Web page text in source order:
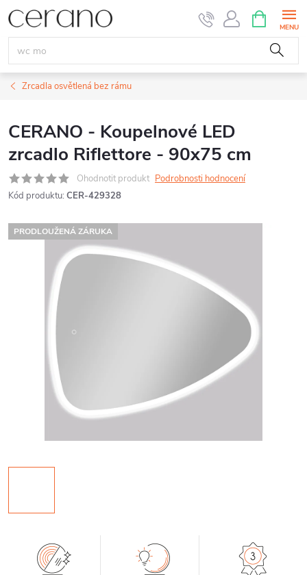
Přejít
na
obsah
NÁKUPNÍ
KOŠÍK
Zrcadla osvětlená bez rámu
CERANO - Koupelnové LED
zrcadlo Riflettore - 90x75 cm
Ohodnotit produkt Podrobnosti hodnocení
Kód produktu: CER-429328
PRODLOUŽENÁ ZÁRUKA